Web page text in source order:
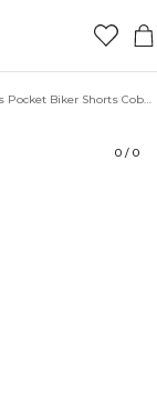
Ribbed Define Seamless Pocket Biker Shorts Cobalt Blue
0 / 0